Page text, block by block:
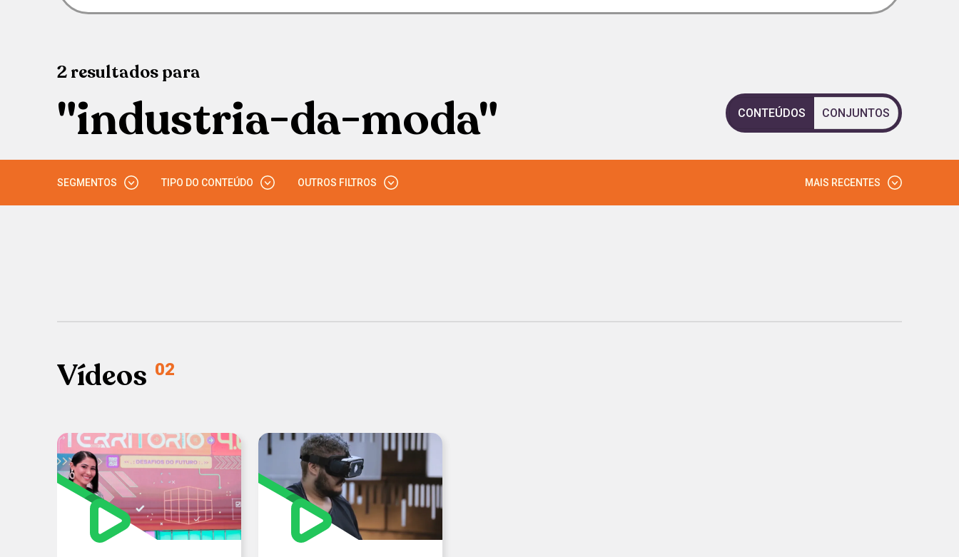
2resultadospara
"industria-da-moda" CONTEÚDOS CONJUNTOS
SEGMENTOS TIPO DO CONTEÚDO OUTROS FILTROS MAIS RECENTES
Vídeos 02